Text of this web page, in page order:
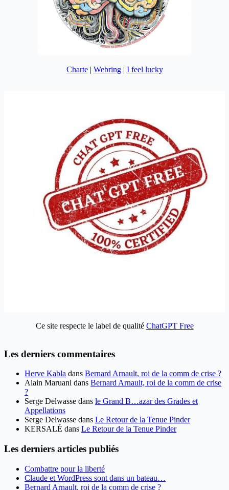
Charte| Webring| I feel lucky
Ce site respecte le label de qualité ChatGPT Free
Les derniers commentaires
Herve Kabla dans Bernard Arnault, roi de la comm de crise ?
Alain Maruani dans Bernard Arnault, roi de la comm de crise
?
Serge Delwasse dans le Grand B…azar des Grades et
Appellations
Serge Delwasse dans Le Retour de la Tenue Pinder
KERSALÉ dans Le Retour de la Tenue Pinder
Les derniers articles publiés
Combattre pour la liberté
Claude et WordPress sont dans un bateau…
Bernard Arnault, roi de la comm de crise ?